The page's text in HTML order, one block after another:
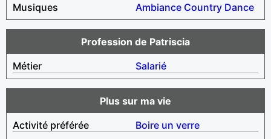
Musiques
Ambiance Country Dance
Profession de Patriscia
Métier
Salarié
Plus sur ma vie
Activité préférée
Boire un verre